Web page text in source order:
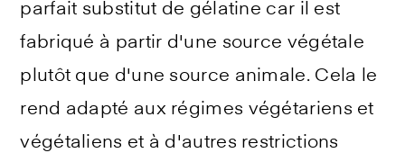
parfait substitut de gélatine car il est
fabriqué à partir d'une source végétale
plutôt que d'une source animale. Cela le
rend adapté aux régimes végétariens et
végétaliens et à d'autres restrictions